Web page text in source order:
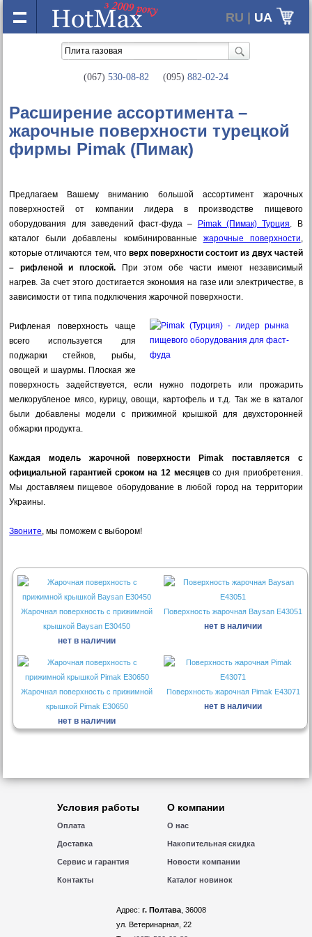
RU | UA
(067) 530-08-82 (095) 882-02-24
Расширение ассортимента –
жарочные поверхности турецкой
фирмы Pimak (Пимак)
Предлагаем Вашему вниманию большой ассортимент жарочных
поверхностей от компании лидера в производстве пищевого
оборудования для заведений фаст-фуда –
Pimak (Пимак) Турция. В
каталог были добавлены комбинированные жарочные поверхности,
которые отличаются тем, что верх поверхности состоит из двух частей
– рифленой и плоской. При этом обе части имеют независимый
нагрев. За счет этого достигается экономия на газе или электричестве, в
зависимости от типа подключения жарочной поверхности.
Рифленая поверхность чаще
всего используется для
поджарки стейков, рыбы,
овощей и шаурмы. Плоская же
поверхность задействуется, если нужно подогреть или прожарить
мелкорубленое мясо, курицу, овощи, картофель и т.д. Так же в каталог
были добавлены модели с прижимной крышкой для двухсторонней
обжарки продукта.
Каждая модель жарочной поверхности Pimak поставляется с
официальной гарантией сроком на 12 месяцевсо дня приобретения.
Мы доставляем пищевое оборудование в любой город на территории
Украины.
Звоните, мы поможем с выбором!
Жарочная поверхность с прижимной
крышкой Baysan E30450
нет в наличии
Поверхность жарочная Baysan E43051
нет в наличии
Жарочная поверхность с прижимной
крышкой Pimak E30650
нет в наличии
Поверхность жарочная Pimak E43071
нет в наличии
Условия работы
Оплата
Доставка
Сервис и гарантия
Контакты
О компании
О нас
Накопительная скидка
Новости компании
Каталог новинок
Адрес: г. Полтава, 36008
ул. Ветеринарная, 22